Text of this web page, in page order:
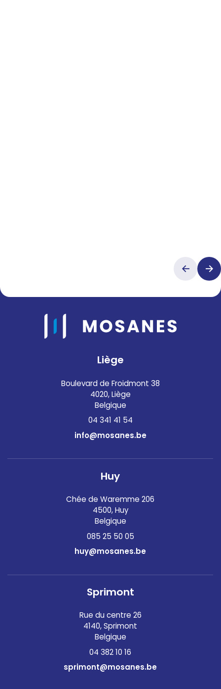
Liège
Boulevard de Froidmont 38
4020, Liège
Belgique
04 341 41 54
info@mosanes.be
Huy
Chée de Waremme 206
4500, Huy
Belgique
085 25 50 05
huy@mosanes.be
Sprimont
Rue du centre 26
4140, Sprimont
Belgique
04 382 10 16
sprimont@mosanes.be